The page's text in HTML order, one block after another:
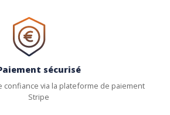
sécurisé
confiance via la plateforme de paiement
Stripe